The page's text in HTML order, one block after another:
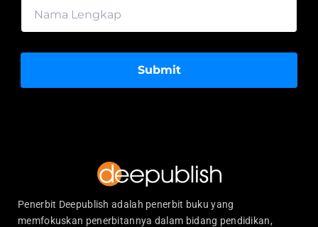
Submit
Penerbit Deepublish adalah penerbit buku yang
memfokuskan penerbitannya dalam bidang pendidikan,